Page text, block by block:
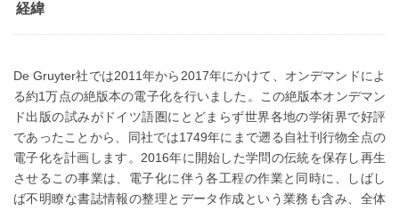
経緯
De Gruyter社では2011年から2017年にかけて、オンデマンドによ
る約1万点の絶版本の電子化を行いました。この絶版本オンデマン
ド出版の試みがドイツ語圏にとどまらず世界各地の学術界で好評
であったことから、同社では1749年にまで遡る自社刊行物全点の
電子化を計画します。2016年に開始した学問の伝統を保存し再生
させるこの事業は、電子化に伴う各工程の作業と同時に、しばし
ば不明瞭な書誌情報の整理とデータ作成という業務も含み、全体